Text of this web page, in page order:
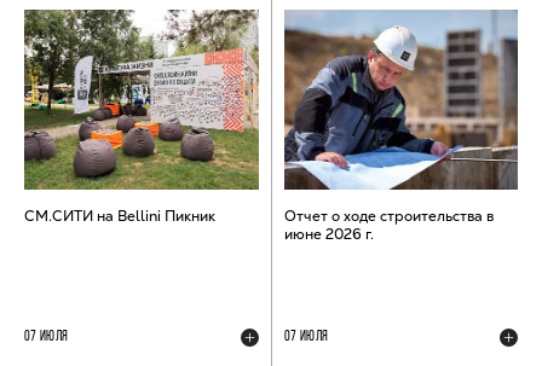
СМ.СИТИ на Bellini Пикник
07 ИЮЛЯ
Отчет о ходе строительства в
июне 2026 г.
07 ИЮЛЯ